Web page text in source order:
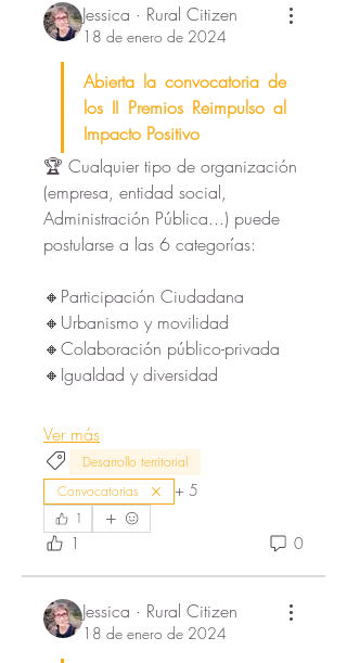
Jessica · Rural Citizen
18 de enero de 2024
Abierta la convocatoria de
los II Premios Reimpulso al
Impacto Positivo
🏆 Cualquier tipo de organización
(empresa, entidad social,
Administración Pública...) puede
postularse a las 6 categorías:
🔸Participación Ciudadana
🔸Urbanismo y movilidad
🔸Colaboración público-privada
🔸Igualdad y diversidad
Ver más
Desarrollo territorial
Convocatorias
+ 5
1
1 0
Jessica · Rural Citizen
18 de enero de 2024